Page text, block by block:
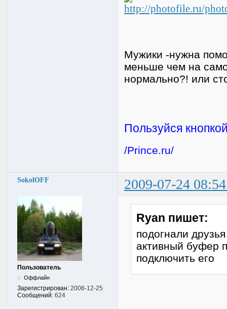
Мужики -нужна
меньше чем на
нормально?! или
Пользуйся
/Prince.ru/
SokolOFF 2009-07-24
Пользователь
Оффлайн
Зарегистрирован: 2008-12-25
Сообщений: 624
Ryan пишет:
подогнали
активный буфер
подключить его